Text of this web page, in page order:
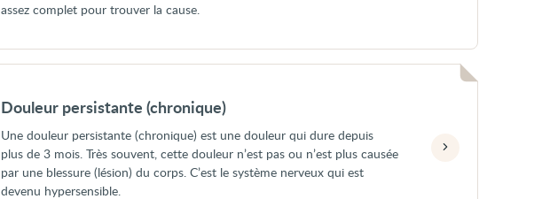
assez complet pour trouver la cause.
Douleur persistante (chronique)
Une douleur persistante (chronique) est une douleur qui dure depuis
plus de 3 mois. Très souvent, cette douleur n’est pas ou n’est plus causée
par une blessure (lésion) du corps. C’est le système nerveux qui est
devenu hypersensible.